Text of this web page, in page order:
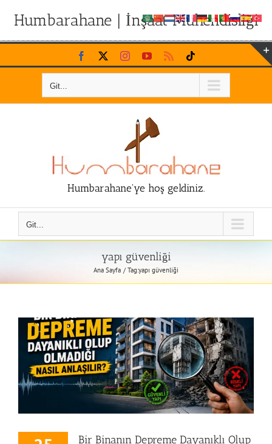
Humbarahane | İnşaat Mühendisliği
Skip
to
Facebook InstagramYouTubeRss
Git...
Humbarahane'ye hoş geldiniz.
Git...
yapı güvenliği
Ana Sayfa Tag:yapı güvenliği
Bir Binanın Depreme Dayanıklı Olup